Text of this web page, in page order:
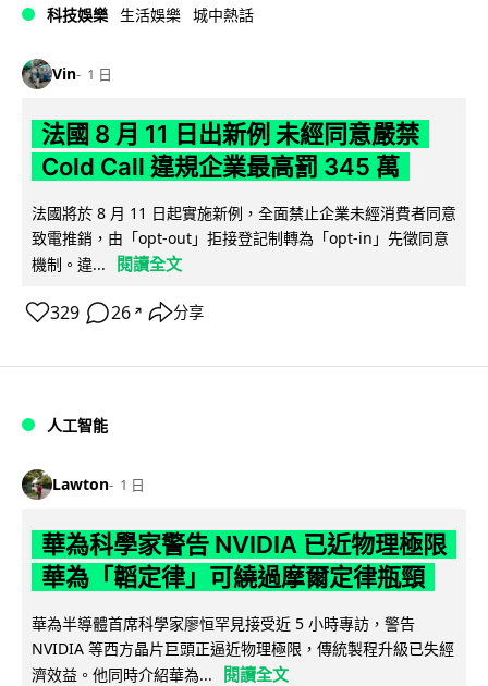
科技娛樂 生活娛樂 城中熱話
Vin 1 日
法國 8 月 11 日出新例 未經同意嚴禁
Cold Call 違規企業最高罰 345 萬
法國將於 8 月 11 日起實施新例，全面禁止企業未經消費者同意
致電推銷，由「opt-out」拒接登記制轉為「opt-in」先徵同意
機制。違...
閱讀全文
329 26 ↗ 分享
人工智能
Lawton 1 日
華為科學家警告 NVIDIA 已近物理極限
華為「韜定律」可繞過摩爾定律瓶頸
華為半導體首席科學家廖恒罕見接受近 5 小時專訪，警告
NVIDIA 等西方晶片巨頭正逼近物理極限，傳統製程升級已失經
濟效益。他同時介紹華為...
閱讀全文